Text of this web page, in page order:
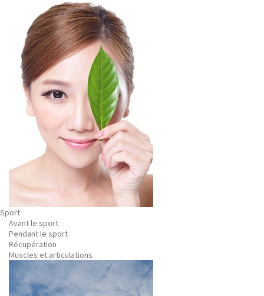
Sport
Avant le sport
Pendant le sport
Récupération
Muscles et articulations